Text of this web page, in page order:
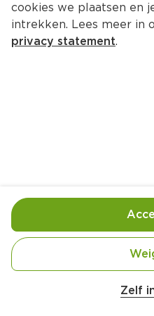
Biologisch
staart
Handige informatie
Biologisch
cookies we plaatsen en
intrekken. Lees meer in
privacy statement.
Zelf